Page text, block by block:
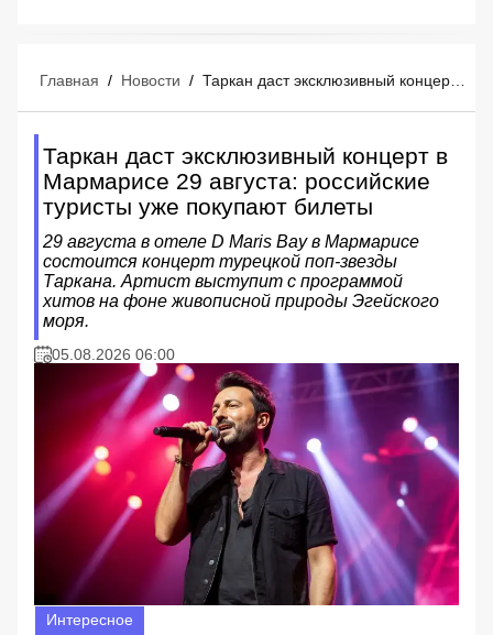
Главная / Новости /
Таркан даст эксклюзивный концерт в
Мармарисе 29 августа: российские
туристы уже покупают билеты
29 августа в отеле D Maris Bay в Мармарисе
состоится концерт турецкой поп-звезды
Таркана. Артист выступит с программой
хитов на фоне живописной природы Эгейского
моря.
05.08.2026 06:00
Интересное